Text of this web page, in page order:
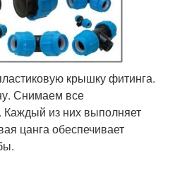
крышку фитинга.
Снимаем все
из них выполняет
цанга обеспечивает